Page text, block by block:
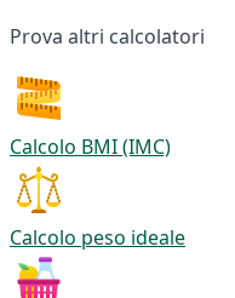
Prova altri calcolatori
Calcolo BMI (IMC)
Calcolo peso ideale